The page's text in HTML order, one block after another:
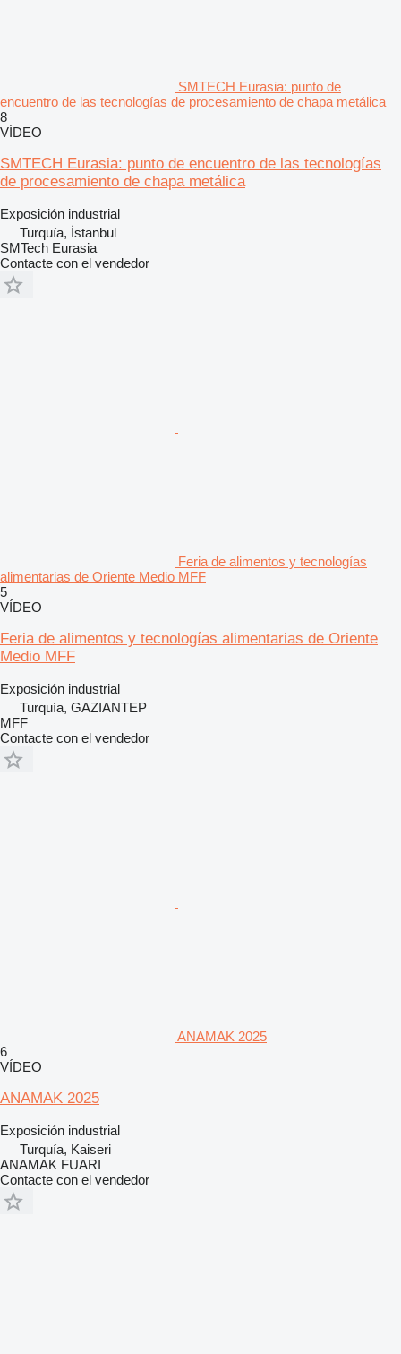
SMTECH Eurasia: punto de
encuentro de las tecnologías de procesamiento de chapa metálica
8
VÍDEO
SMTECH Eurasia: punto de encuentro de las tecnologías
de procesamiento de chapa metálica
Exposición industrial
Turquía, İstanbul
SMTech Eurasia
Contacte con el vendedor
Feria de alimentos y tecnologías
alimentarias de Oriente Medio MFF
5
VÍDEO
Feria de alimentos y tecnologías alimentarias de Oriente
Medio MFF
Exposición industrial
Turquía, GAZIANTEP
MFF
Contacte con el vendedor
ANAMAK 2025
6
VÍDEO
ANAMAK 2025
Exposición industrial
Turquía, Kaiseri
ANAMAK FUARI
Contacte con el vendedor